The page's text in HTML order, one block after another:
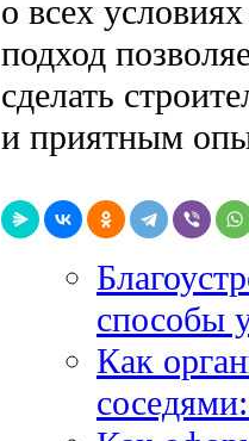
о всех
подход
сделать
и приятным
способы
Как